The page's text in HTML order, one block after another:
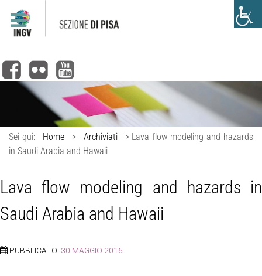
Sei qui: Home > Archiviati > Lava flow modeling and hazards
in Saudi Arabia and Hawaii
Lava flow modeling and hazards in
Saudi Arabia and Hawaii
PUBBLICATO: 30 MAGGIO 2016